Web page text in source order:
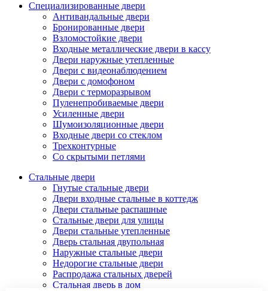
Специализированные двери
Антивандальные двери
Бронированные двери
Взломостойкие двери
Входные металлические двери в кассу
Двери наружные утепленные
Двери с видеонаблюдением
Двери с домофоном
Двери с терморазрывом
Пуленепробиваемые двери
Усиленные двери
Шумоизоляционные двери
Входные двери со стеклом
Трехконтурные
Со скрытыми петлями
Стальные двери
Гнутые стальные двери
Двери входные стальные в коттедж
Двери стальные распашные
Стальные двери для улицы
Двери стальные утепленные
Дверь стальная двупольная
Наружные стальные двери
Недорогие стальные двери
Распродажа стальных дверей
Стальная дверь в дом